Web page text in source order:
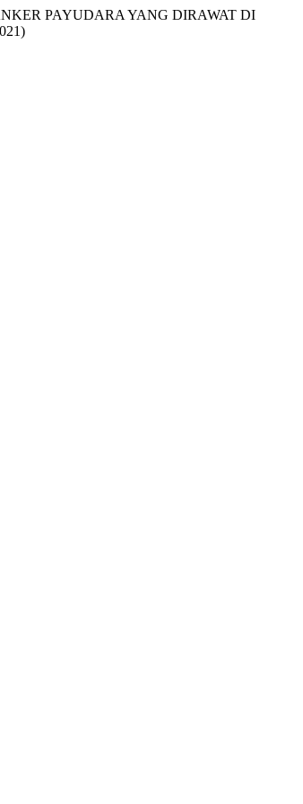
PAYUDARA YANG DIRAWAT DI